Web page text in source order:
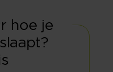
hoe je